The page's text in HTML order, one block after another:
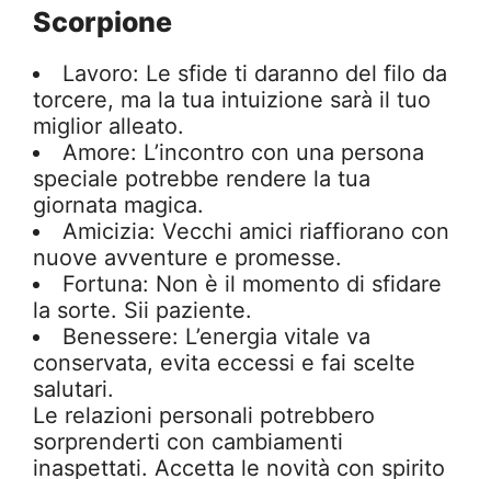
Scorpione
Lavoro: Le sfide ti daranno del filo da
torcere, ma la tua intuizione sarà il tuo
miglior alleato.
Amore: L’incontro con una persona
speciale potrebbe rendere la tua
giornata magica.
Amicizia: Vecchi amici riaffiorano con
nuove avventure e promesse.
Fortuna: Non è il momento di sfidare
la sorte. Sii paziente.
Benessere: L’energia vitale va
conservata, evita eccessi e fai scelte
salutari.
Le relazioni personali potrebbero
sorprenderti con cambiamenti
inaspettati. Accetta le novità con spirito